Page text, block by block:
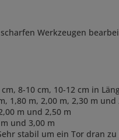
Werkzeugen
8-10 cm, 10-12 cm in
1,80 m, 2,00 m, 2,30 m und
m und 2,50 m
und 3,00 m
stabil um ein Tor dran